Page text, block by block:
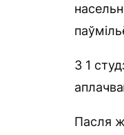
З 1
Пасля